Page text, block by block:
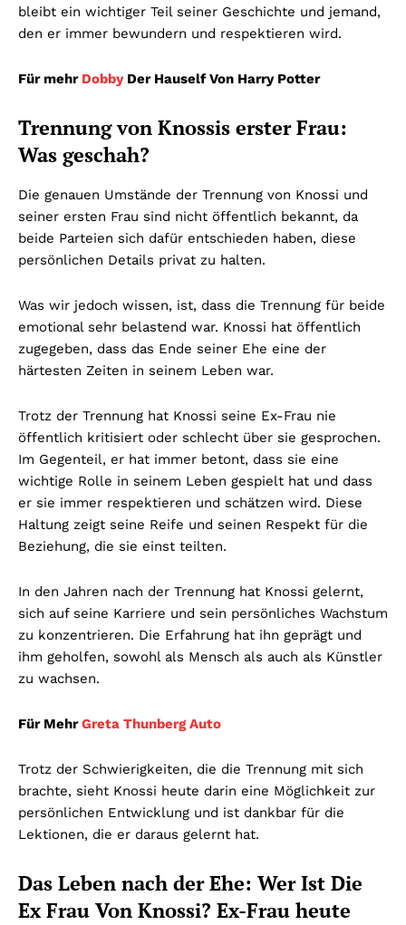
bleibt ein wichtiger Teil seiner Geschichte und jemand,
den er immer bewundern und respektieren wird.
Für mehr DobbyDer Hauself Von Harry Potter
Trennung von Knossis erster Frau:
Was geschah?
Die genauen Umstände der Trennung von Knossi und
seiner ersten Frau sind nicht öffentlich bekannt, da
beide Parteien sich dafür entschieden haben, diese
persönlichen Details privat zu halten.
Was wir jedoch wissen, ist, dass die Trennung für beide
emotional sehr belastend war. Knossi hat öffentlich
zugegeben, dass das Ende seiner Ehe eine der
härtesten Zeiten in seinem Leben war.
Trotz der Trennung hat Knossi seine Ex-Frau nie
öffentlich kritisiert oder schlecht über sie gesprochen.
Im Gegenteil, er hat immer betont, dass sie eine
wichtige Rolle in seinem Leben gespielt hat und dass
er sie immer respektieren und schätzen wird. Diese
Haltung zeigt seine Reife und seinen Respekt für die
Beziehung, die sie einst teilten.
In den Jahren nach der Trennung hat Knossi gelernt,
sich auf seine Karriere und sein persönliches Wachstum
zu konzentrieren. Die Erfahrung hat ihn geprägt und
ihm geholfen, sowohl als Mensch als auch als Künstler
zu wachsen.
Für MehrGreta Thunberg Auto
Trotz der Schwierigkeiten, die die Trennung mit sich
brachte, sieht Knossi heute darin eine Möglichkeit zur
persönlichen Entwicklung und ist dankbar für die
Lektionen, die er daraus gelernt hat.
Das Leben nach der Ehe: Wer Ist Die
Ex Frau Von Knossi? Ex-Frau heute